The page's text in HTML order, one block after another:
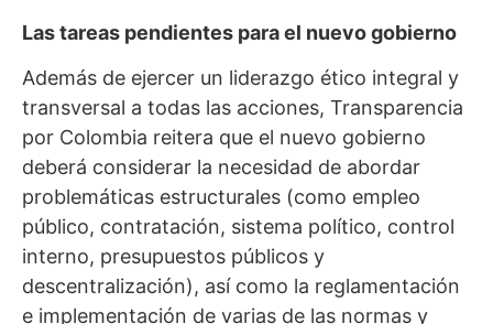
Las tareas pendientes para el nuevo gobierno
Además de ejercer un liderazgo ético integral y
transversal a todas las acciones, Transparencia
por Colombia reitera que el nuevo gobierno
deberá considerar la necesidad de abordar
problemáticas estructurales (como empleo
público, contratación, sistema político, control
interno, presupuestos públicos y
descentralización), así como la reglamentación
e implementación de varias de las normas y